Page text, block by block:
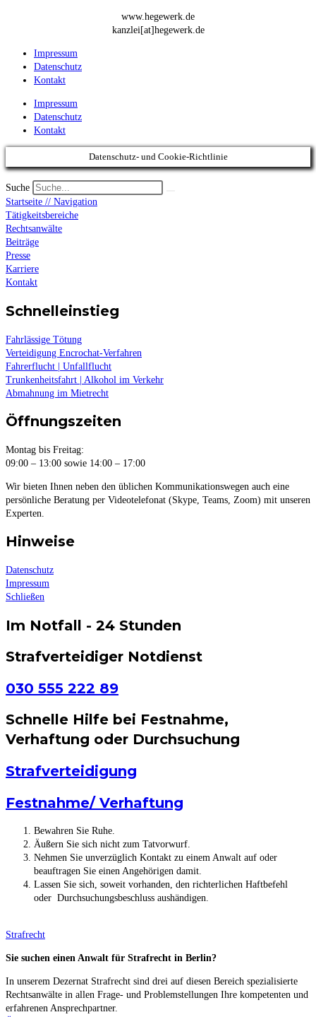
www.hegewerk.de
kanzlei[at]hegewerk.de
Impressum
Datenschutz
Kontakt
Impressum
Datenschutz
Kontakt
Datenschutz- und Cookie-Richtlinie
Suche
Startseite // Navigation
Tätigkeitsbereiche
Rechtsanwälte
Beiträge
Presse
Karriere
Kontakt
Schnelleinstieg
Fahrlässige Tötung
Verteidigung Encrochat-Verfahren
Fahrerflucht | Unfallflucht
Trunkenheitsfahrt | Alkohol im Verkehr
Abmahnung im Mietrecht
Öffnungszeiten
Montag bis Freitag:
09:00 – 13:00 sowie 14:00 – 17:00
Wir bieten Ihnen neben den üblichen Kommunikationswegen auch eine
persönliche Beratung per Videotelefonat (Skype, Teams, Zoom) mit unseren
Experten.
Hinweise
Datenschutz
Impressum
Schließen
Im Notfall - 24 Stunden
Strafverteidiger Notdienst
030 555 222 89
Schnelle Hilfe bei Festnahme,
Verhaftung oder Durchsuchung
Strafverteidigung
Festnahme/ Verhaftung
Bewahren Sie Ruhe.
Äußern Sie sich nicht zum Tatvorwurf.
Nehmen Sie unverzüglich Kontakt zu einem Anwalt auf oder
beauftragen Sie einen Angehörigen damit.
Lassen Sie sich, soweit vorhanden, den richterlichen Haftbefehl
oder Durchsuchungsbeschluss aushändigen.
Strafrecht
Sie suchen einen Anwalt für Strafrecht in Berlin?
In unserem Dezernat Strafrecht sind drei auf diesen Bereich spezialisierte
Rechtsanwälte in allen Frage- und Problemstellungen Ihre kompetenten und
erfahrenen Ansprechpartner.